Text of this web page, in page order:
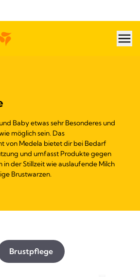
Baby etwas sehr Besonderes und
möglich sein. Das
von Medela bietet dir bei Bedarf
und umfasst Produkte gegen
in der Stillzeit wie auslaufende Milch
Brustwarzen.
Brustpflege